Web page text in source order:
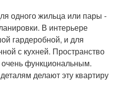
одного жильца или пары -
В интерьере
гардеробной, и для
с кухней. Пространство
функциональным.
делают эту квартиру